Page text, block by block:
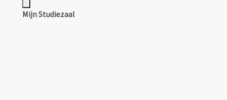
Mijn Studiezaal